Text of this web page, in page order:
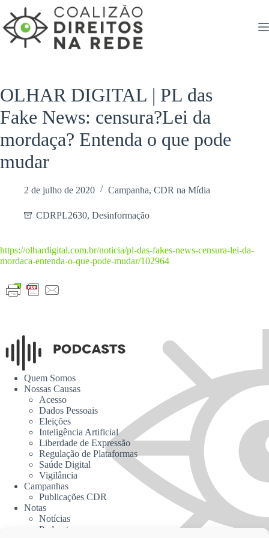
para
o
conteúdo
OLHAR DIGITAL | PL das
Fake News: censura?Lei da
mordaça? Entenda o que pode
mudar
2 de julho de 2020 Campanha, CDR na Mídia
CDRPL2630, Desinformação
https://olhardigital.com.br/noticia/pl-das-fakes-news-censura-lei-da-
mordaca-entenda-o-que-pode-mudar/102964
Quem Somos
Nossas Causas
Acesso
Dados Pessoais
Eleições
Inteligência Artificial
Liberdade de Expressão
Regulação de Plataformas
Saúde Digital
Vigilância
Campanhas
Publicações CDR
Notas
Notícias
Podcasts